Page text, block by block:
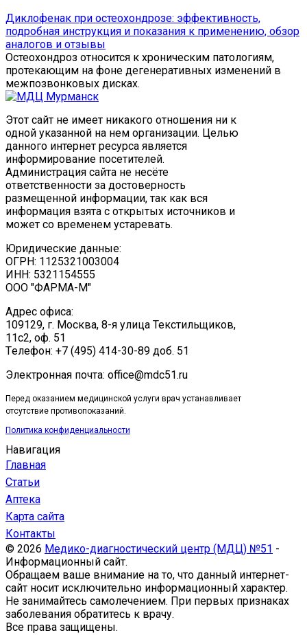
Диклофенак при остеохондрозе: эффективность,
подробная инструкция и показания к применению, обзор
аналогов и отзывы
Остеохондроз относится к хроническим патологиям,
протекающим на фоне дегенеративных изменений в
межпозвонковых дисках.
Этот сайт не имеет никакого отношения ни к
одной указанной на нем организации. Целью
данного интернет ресурса является
информирование посетителей.
Администрация сайта не несёте
ответственности за достоверность
размещенной информации, так как вся
информация взята с открытых источников и
может со временем устаревать.
Юридические данные:
ОГРН: 1125321003004
ИНН: 5321154555
ООО "ФАРМА-М"
Адрес офиса:
109129, г. Москва, ​8-я улица Текстильщиков,
11с2, оф. 51
Tелефон: +7 (495) 414-30-89 доб. 51
Электронная почта: office@mdc51.ru
Перед оказанием медицинской услуги врач устанавливает
отсутствие противопоказаний.
Политика конфиденциальности
Навигация
Главная
Статьи
Аптека
Карта сайта
Контакты
© 2026 Медико-диагностический центр (МДЦ) №51 -
Информационный сайт.
Обращаем ваше внимание на то, что данный интернет-
сайт носит исключительно информационный характер.
Не занимайтесь самолечением. При первых признаках
заболевания обратитесь к врачу.
Все права защищены.